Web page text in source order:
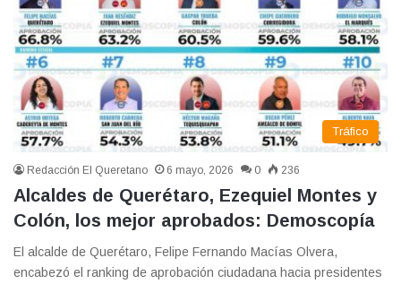
Tráfico
Redacción El Queretano 6 mayo, 2026 0 236
Alcaldes de Querétaro, Ezequiel Montes y
Colón, los mejor aprobados: Demoscopía
El alcalde de Querétaro, Felipe Fernando Macías Olvera,
encabezó el ranking de aprobación ciudadana hacia presidentes